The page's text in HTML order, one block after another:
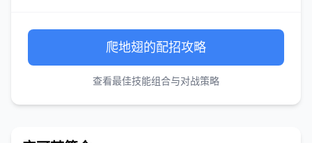
爬地翅的配招攻略
查看最佳技能组合与对战策略